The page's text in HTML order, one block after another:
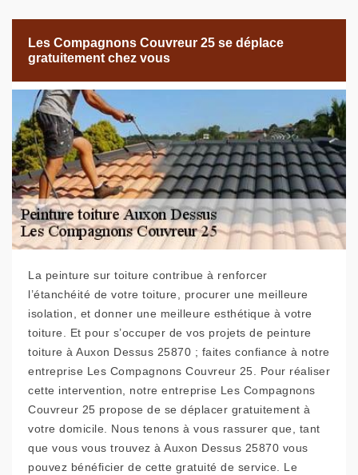
Les Compagnons Couvreur 25 se déplace
gratuitement chez vous
La peinture sur toiture contribue à renforcer
l’étanchéité de votre toiture, procurer une meilleure
isolation, et donner une meilleure esthétique à votre
toiture. Et pour s’occuper de vos projets de peinture
toiture à Auxon Dessus 25870 ; faites confiance à notre
entreprise Les Compagnons Couvreur 25. Pour réaliser
cette intervention, notre entreprise Les Compagnons
Couvreur 25 propose de se déplacer gratuitement à
votre domicile. Nous tenons à vous rassurer que, tant
que vous vous trouvez à Auxon Dessus 25870 vous
pouvez bénéficier de cette gratuité de service. Le